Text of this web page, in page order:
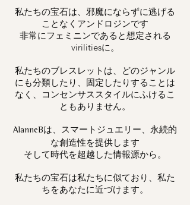
私たちの宝石は、邪魔にならずに逃げる
ことなくアンドロジンです
非常にフェミニンであると想定される
virilitiesに。
私たちのブレスレットは、どのジャンル
にも分類したり、固定したりすることは
なく、コンセンサススタイルにふけるこ
ともありません。
AlanneBは、スマートジュエリー、永続的
な創造性を提供します
そして時代を超越した情報源から。
私たちの宝石は私たちに似ており、私た
ちをあなたに近づけます。